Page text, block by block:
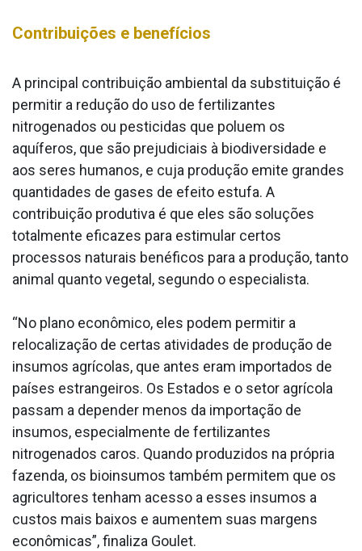
Contribuições e benefícios
A principal contribuição ambiental da substituição é
permitir a redução do uso de fertilizantes
nitrogenados ou pesticidas que poluem os
aquíferos, que são prejudiciais à biodiversidade e
aos seres humanos, e cuja produção emite grandes
quantidades de gases de efeito estufa. A
contribuição produtiva é que eles são soluções
totalmente eficazes para estimular certos
processos naturais benéficos para a produção, tanto
animal quanto vegetal, segundo o especialista.
“No plano econômico, eles podem permitir a
relocalização de certas atividades de produção de
insumos agrícolas, que antes eram importados de
países estrangeiros. Os Estados e o setor agrícola
passam a depender menos da importação de
insumos, especialmente de fertilizantes
nitrogenados caros. Quando produzidos na própria
fazenda, os bioinsumos também permitem que os
agricultores tenham acesso a esses insumos a
custos mais baixos e aumentem suas margens
econômicas”, finaliza Goulet.